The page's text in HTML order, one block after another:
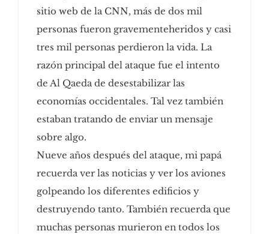
sitio web de la CNN, más de dos mil
personas fueron gravementeheridos y casi
tres mil personas perdieron la vida. La
razón principal del ataque fue el intento
de Al Qaeda de desestabilizar las
economías occidentales. Tal vez también
estaban tratando de enviar un mensaje
sobre algo.
Nueve años después del ataque, mi papá
recuerda ver las noticias y ver los aviones
golpeando los diferentes edificios y
destruyendo tanto. También recuerda que
muchas personas murieron en todos los